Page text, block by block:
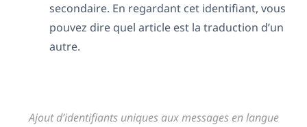
secondaire. En regardant cet identifiant, vous
pouvez dire quel article est la traduction d’un
autre.
Ajout d’identifiants uniques aux messages en langue